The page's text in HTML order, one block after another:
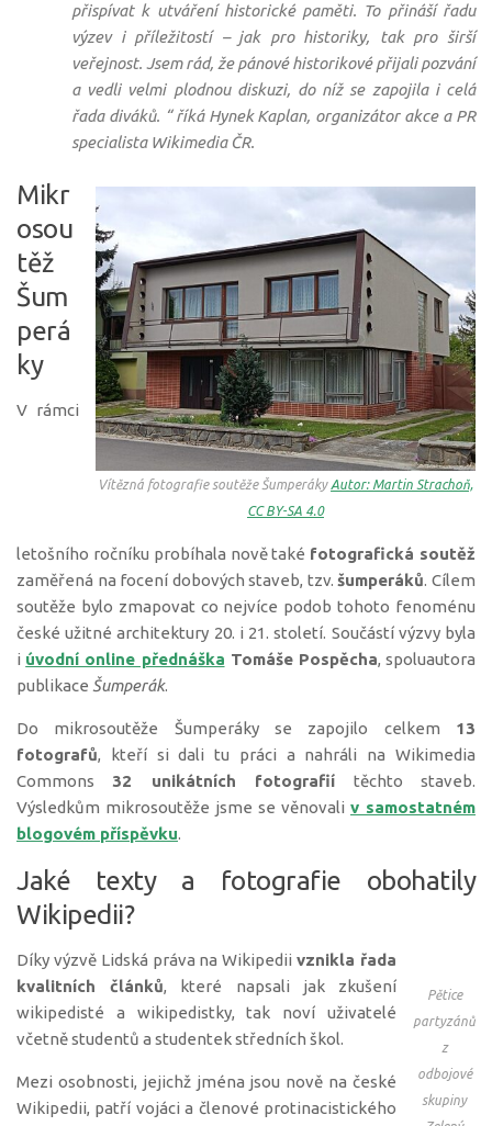
přispívat k utváření historické paměti. To přináší řadu
výzev i příležitostí – jak pro historiky, tak pro širší
veřejnost. Jsem rád, že pánové historikové přijali pozvání
a vedli velmi plodnou diskuzi, do níž se zapojila i celá
řada diváků. “ říká Hynek Kaplan, organizátor akce a PR
specialista Wikimedia ČR.
Vítězná fotografie soutěže Šumperáky Autor: Martin Strachoň,
CC BY-SA 4.0
Mikr
osou
těž
Šum
perá
ky
V rámci
letošního ročníku probíhala nově také fotografická soutěž
zaměřená na focení dobových staveb, tzv.šumperáků. Cílem
soutěže bylo zmapovat co nejvíce podob tohoto fenoménu
české užitné architektury 20. i 21. století. Součástí výzvy byla
i úvodní online přednáška Tomáše Pospěcha, spoluautora
publikace Šumperák.
Do mikrosoutěže Šumperáky se zapojilo celkem 13
fotografů, kteří si dali tu práci a nahráli na Wikimedia
Commons 32 unikátních fotografií těchto staveb.
Výsledkům mikrosoutěže jsme se věnovali v samostatném
blogovém příspěvku.
Jaké texty a fotografie obohatily
Wikipedii?
Pětice
partyzánů
z
odbojové
skupiny
Díky výzvě Lidská práva na Wikipediivznikla řada
kvalitních článků, které napsali jak zkušení
wikipedisté a wikipedistky, tak noví uživatelé
včetně studentů a studentek středních škol.
Mezi osobnosti, jejichž jména jsou nově na české
Wikipedii, patří vojáci a členové protinacistického